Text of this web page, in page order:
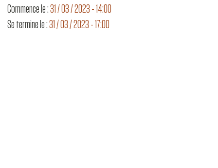
Commence le :31 / 03 / 2023 - 14:00
Se termine le :31 / 03 / 2023 - 17:00